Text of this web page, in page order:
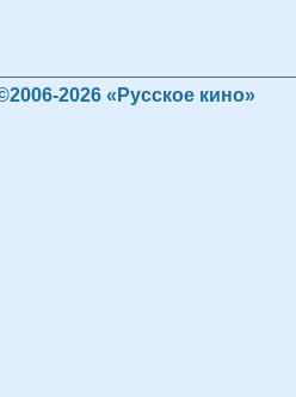
2026 «Русское кино»